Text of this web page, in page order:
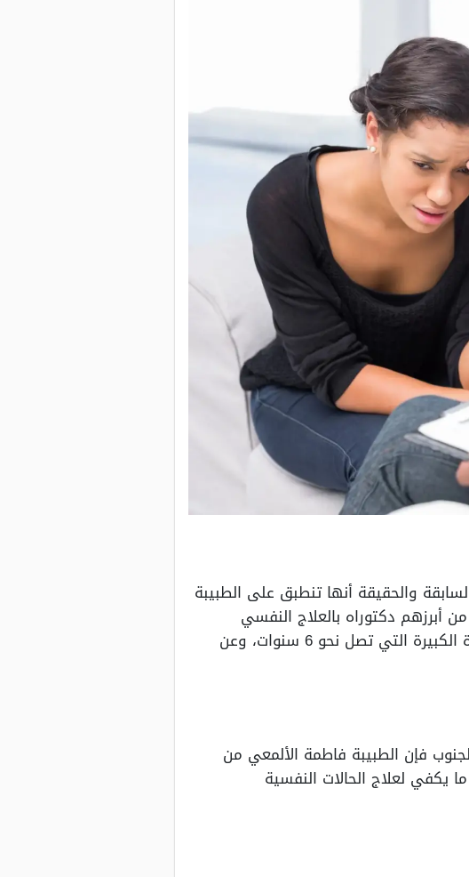
والحقيقة أنها تنطبق على الطبيبة
دكتوراه بالعلاج النفسي
العيادي من قبل جامعة السوربون، علاوةً على جامعة نانتير بفرنسا، ذلك بخلاف الخبرة الكبيرة التي تصل نحو 6 سنوات، وعن
فإن الطبيبة فاطمة الألمعي من
لعلاج الحالات النفسية